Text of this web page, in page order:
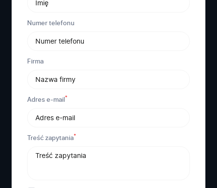
Numer telefonu
Firma
Adres e-mail *
Treść zapytania*